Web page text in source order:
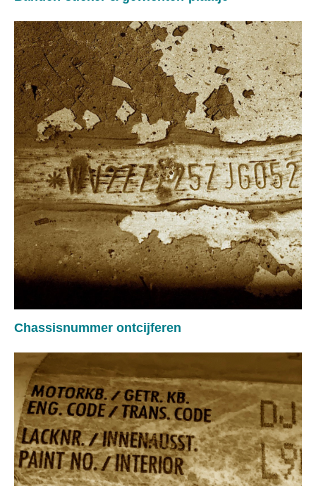
Chassisnummer ontcijferen